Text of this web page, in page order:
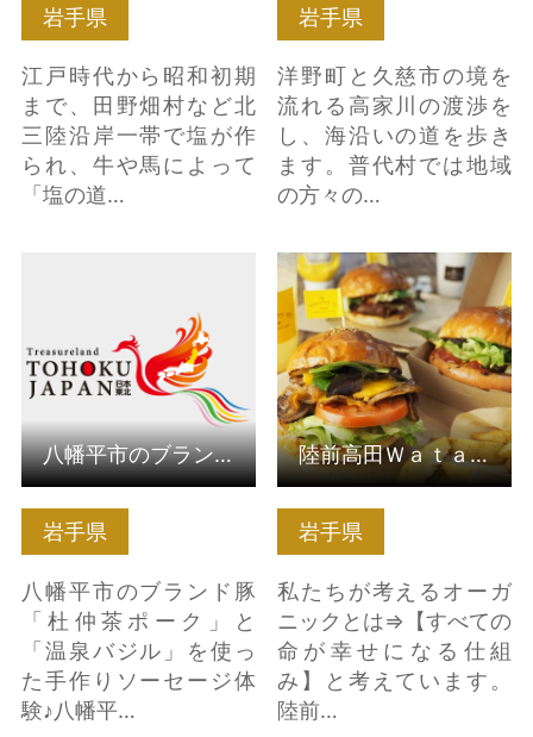
岩手県
江戸時代から昭和初期
まで、田野畑村など北
三陸沿岸一帯で塩が作
られ、牛や馬によって
「塩の道…
岩手県
洋野町と久慈市の境を
流れる高家川の渡渉を
し、海沿いの道を歩き
ます。普代村では地域
の方々の…
岩手県
八幡平市のブランド豚
「杜仲茶ポーク」と
「温泉バジル」を使っ
た手作りソーセージ体
験♪八幡平…
「温泉バジル」を使っ…
の詳細はこちら
八幡平市のブランド豚「杜仲茶ポーク」と「温泉バジル」を使っ…
岩手県
私たちが考えるオーガ
ニックとは⇒【すべての
命が幸せになる仕組
み】と考えています。
陸前…
陸前高田Ｗａｔａｍｉ
オーガニックランド の
詳細はこちら
陸前高田Ｗａｔａｍｉオーガニックランド